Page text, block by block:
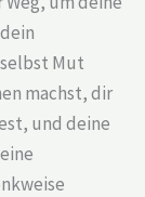
Mut
machst, dir
und deine